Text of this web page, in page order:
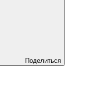
Поделиться